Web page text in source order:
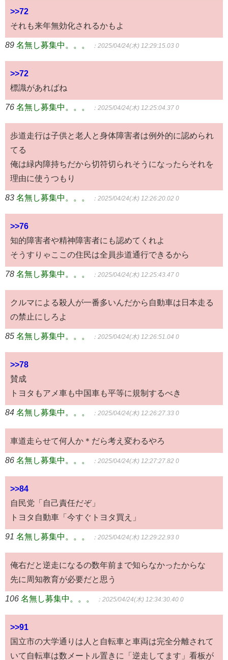
>>72
それも来年無効化されるかもよ
89 名無し募集中。。。 ：2025/04/24(木) 12:29:15.03 0
>>72
標識があればね
76 名無し募集中。。。 ：2025/04/24(木) 12:25:04.37 0
歩道走行は子供と老人と身体障害者は例外的に認められ
てる
俺は緑内障持ちだから切符切られそうになったらそれを
理由に使うつもり
83 名無し募集中。。。 ：2025/04/24(木) 12:26:20.02 0
>>76
知的障害者や精神障害者にも認めてくれよ
そうすりゃここの住民は全員歩道通行できるから
78 名無し募集中。。。 ：2025/04/24(木) 12:25:43.47 0
クルマによる殺人が一番多いんだから自動車は日本走る
の禁止にしろよ
85 名無し募集中。。。 ：2025/04/24(木) 12:26:51.04 0
>>78
賛成
トヨタもアメ車も中国車も平等に規制するべき
84 名無し募集中。。。 ：2025/04/24(木) 12:26:27.33 0
車道走らせて何人か＊だら考え変わるやろ
86 名無し募集中。。。 ：2025/04/24(木) 12:27:27.82 0
>>84
自民党「自己責任だぞ」
トヨタ自動車「今すぐトヨタ買え」
91 名無し募集中。。。 ：2025/04/24(木) 12:29:22.93 0
俺右だと逆走になるの数年前まで知らなかったからな
先に周知教育が必要だと思う
106 名無し募集中。。。 ：2025/04/24(木) 12:34:30.40 0
>>91
国立市の大学通りは人と自転車と車両は完全分離されて
いて自転車は数メートル置きに「逆走してます」看板が